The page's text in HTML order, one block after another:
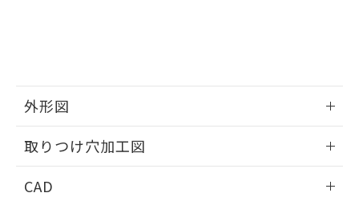
外形図
取りつけ穴加工図
CAD
欄に対応日を記載しておりました。
既に当社にて対応品への在庫切替を完了
り、2022年1月12日より割愛しておりま
す。